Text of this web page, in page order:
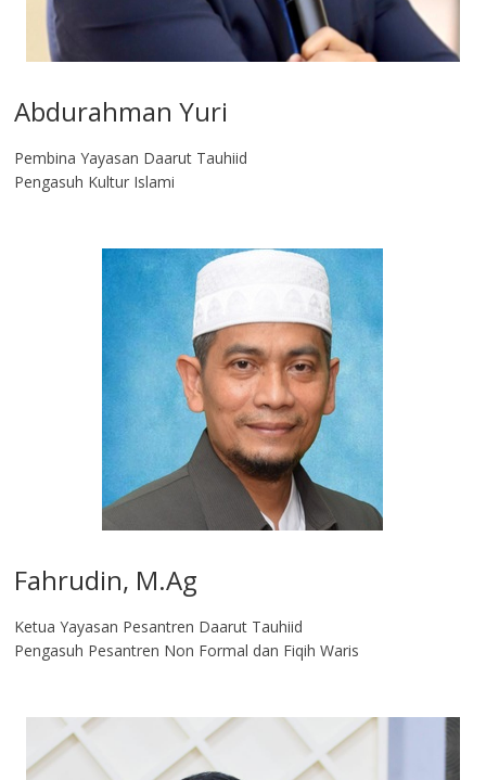
Abdurahman Yuri
Pembina Yayasan Daarut Tauhiid
Pengasuh Kultur Islami
Fahrudin, M.Ag​
Ketua Yayasan Pesantren Daarut Tauhiid
Pengasuh Pesantren Non Formal dan Fiqih Waris